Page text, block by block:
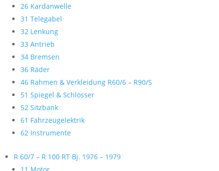
26 Kardanwelle
31 Telegabel
32 Lenkung
33 Antrieb
34 Bremsen
36 Räder
46 Rahmen & Verkleidung R60/6 – R90/S
51 Spiegel & Schlösser
52 Sitzbank
61 Fahrzeugelektrik
62 Instrumente
R 60/7 – R 100 RT Bj. 1976 – 1979